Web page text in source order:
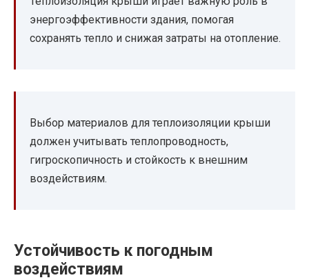
энергоэффективности здания, помогая
сохранять тепло и снижая затраты на отопление.
Выбор материалов для теплоизоляции крыши
должен учитывать теплопроводность,
гигроскопичность и стойкость к внешним
воздействиям.
Устойчивость к погодным
воздействиям